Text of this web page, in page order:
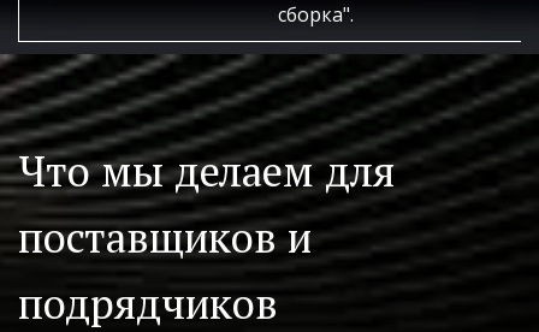
сборка".
Что мы делаем для
поставщиков и
подрядчиков